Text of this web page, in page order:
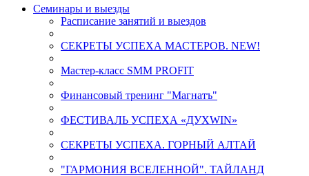
Семинары и выезды
Расписание занятий и выездов
СЕКРЕТЫ УСПЕХА МАСТЕРОВ. NEW!
Мастер-класс SMM PROFIT
Финансовый тренинг "Магнатъ"
ФЕСТИВАЛЬ УСПЕХА «ДУХWIN»
СЕКРЕТЫ УСПЕХА. ГОРНЫЙ АЛТАЙ
"ГАРМОНИЯ ВСЕЛЕННОЙ". ТАЙЛАНД